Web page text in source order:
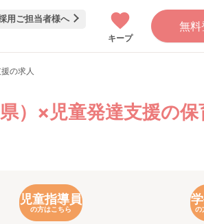
用ご担当者様へ
キープ
無料
の求人
）×児童発達支援の保
児童指導員
の方はこちら の